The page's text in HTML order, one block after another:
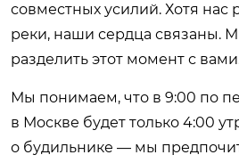
совместных усилий. Хотя нас
реки, наши сердца связаны.
разделить этот момент с
Мы понимаем, что в 9:00 по
в Москве будет только 4:00
о будильнике — мы